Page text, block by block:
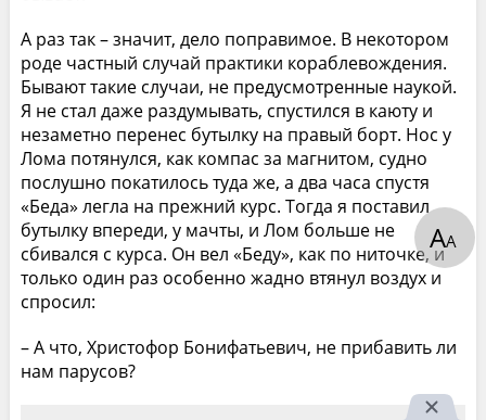
А раз так – значит, дело поправимое. В некотором
роде частный случай практики кораблевождения.
Бывают такие случаи, не предусмотренные наукой.
Я не стал даже раздумывать, спустился в каюту и
незаметно перенес бутылку на правый борт. Нос у
Лома потянулся, как компас за магнитом, судно
послушно покатилось туда же, а два часа спустя
«Беда» легла на прежний курс. Тогда я поставил
бутылку впереди, у мачты, и Лом больше не
сбивался с курса. Он вел «Беду», как по ниточке, и
только один раз особенно жадно втянул воздух и
спросил:
– А что, Христофор Бонифатьевич, не прибавить ли
нам парусов?
АА